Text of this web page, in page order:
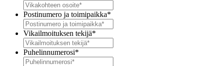
Postinumero ja toimipaikka*
Vikailmoituksen tekijä*
Puhelinnumerosi*